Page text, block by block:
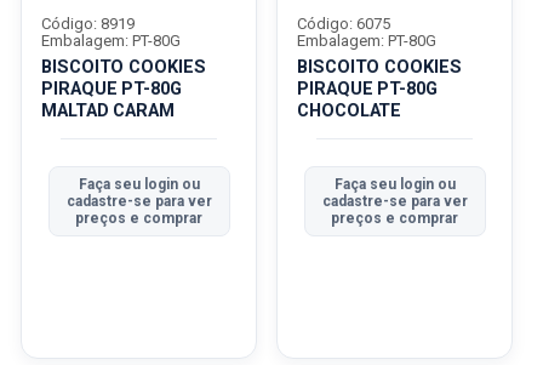
BISCOITO COOKIES
PIRAQUE PT-80G
MALTAD CARAM
Código: 8919
Embalagem: PT-80G
Faça seu login ou
cadastre-se para ver
preços e comprar
BISCOITO COOKIES
PIRAQUE PT-80G
CHOCOLATE
Código: 6075
Embalagem: PT-80G
Faça seu login ou
cadastre-se para ver
preços e comprar